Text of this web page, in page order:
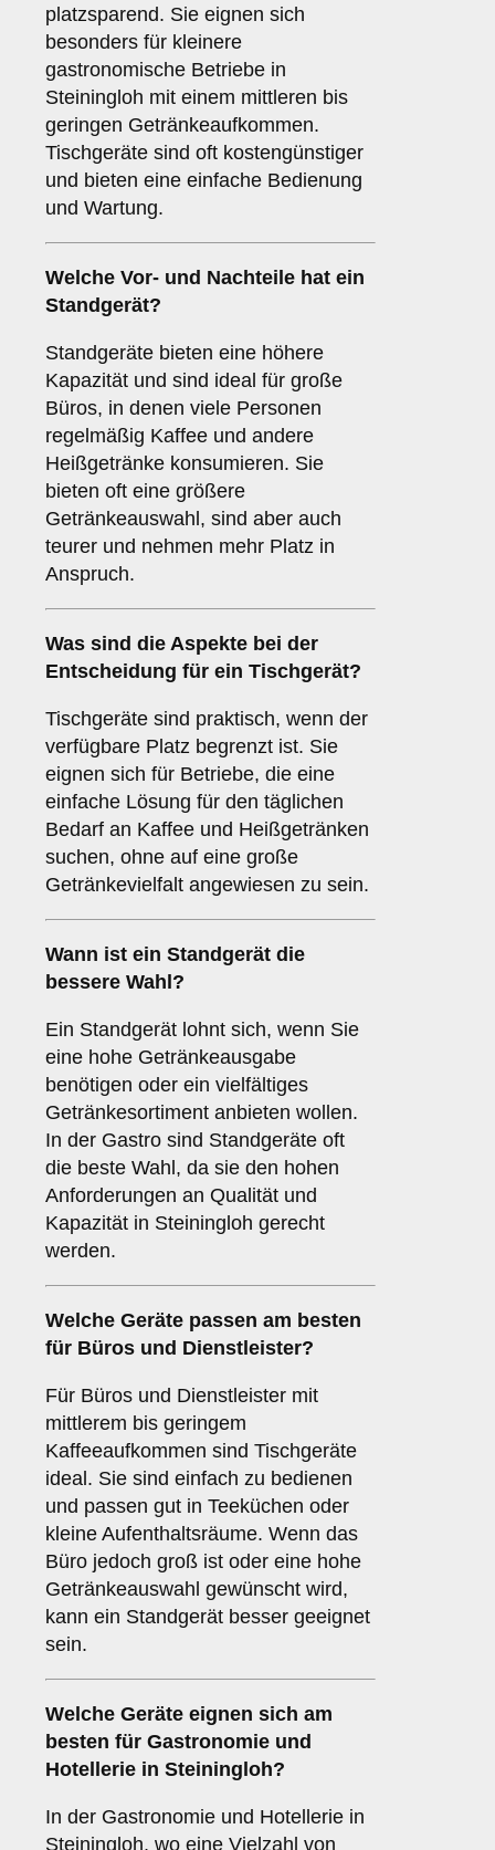
platzsparend. Sie eignen sich
besonders für kleinere
gastronomische Betriebe in
Steiningloh mit einem mittleren bis
geringen Getränkeaufkommen.
Tischgeräte sind oft kostengünstiger
und bieten eine einfache Bedienung
und Wartung.
Welche Vor- und Nachteile hat ein
Standgerät?
Standgeräte bieten eine höhere
Kapazität und sind ideal für große
Büros, in denen viele Personen
regelmäßig Kaffee und andere
Heißgetränke konsumieren. Sie
bieten oft eine größere
Getränkeauswahl, sind aber auch
teurer und nehmen mehr Platz in
Anspruch.
Was sind die Aspekte bei der
Entscheidung für ein Tischgerät?
Tischgeräte sind praktisch, wenn der
verfügbare Platz begrenzt ist. Sie
eignen sich für Betriebe, die eine
einfache Lösung für den täglichen
Bedarf an Kaffee und Heißgetränken
suchen, ohne auf eine große
Getränkevielfalt angewiesen zu sein.
Wann ist ein Standgerät die
bessere Wahl?
Ein Standgerät lohnt sich, wenn Sie
eine hohe Getränkeausgabe
benötigen oder ein vielfältiges
Getränkesortiment anbieten wollen.
In der Gastro sind Standgeräte oft
die beste Wahl, da sie den hohen
Anforderungen an Qualität und
Kapazität in Steiningloh gerecht
werden.
Welche Geräte passen am besten
für Büros und Dienstleister?
Für Büros und Dienstleister mit
mittlerem bis geringem
Kaffeeaufkommen sind Tischgeräte
ideal. Sie sind einfach zu bedienen
und passen gut in Teeküchen oder
kleine Aufenthaltsräume. Wenn das
Büro jedoch groß ist oder eine hohe
Getränkeauswahl gewünscht wird,
kann ein Standgerät besser geeignet
sein.
Welche Geräte eignen sich am
besten für Gastronomie und
Hotellerie in Steiningloh?
In der Gastronomie und Hotellerie in
Steiningloh, wo eine Vielzahl von